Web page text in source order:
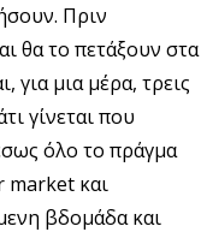
Πριν
θα το πετάξουν στα
για μια μέρα, τρεις
γίνεται που
όλο το πράγμα
market και
βδομάδα και